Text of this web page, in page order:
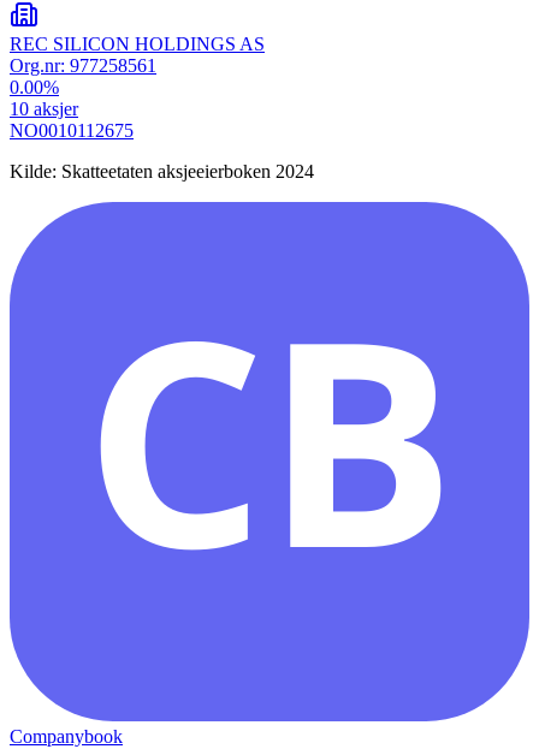
REC SILICON HOLDINGS AS
Org.nr: 977258561
0.00%
10 aksjer
NO0010112675
Kilde: Skatteetaten aksjeeierboken 2024
CB
Companybook